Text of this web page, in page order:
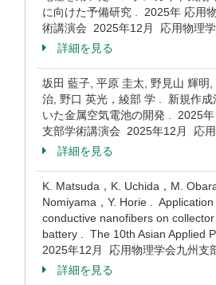
に向けた予備研究 . 2025年 応用
術講演会 2025年12月 応用物理
詳細を見る
坂田 藍子, 平原 圭太, 野見山 輝明
治, 野口 英光，綾部 学 . 新規作成
いた金属空気電池の開発 . 2025年
支部学術講演会 2025年12月 応
詳細を見る
K. Matsuda，K. Uchida，M.
Nomiyama，Y. Horie .
conductive nanofibers on
battery . The 10th Asian Applied
2025年12月 応用物理学会九州支
詳細を見る